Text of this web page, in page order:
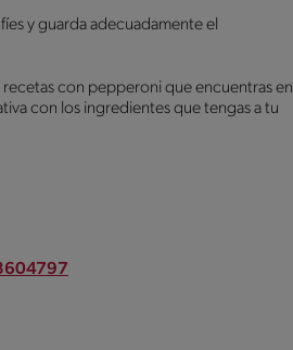
y guarda adecuadamente el
recetas con pepperoni que encuentras en
con los ingredientes que tengas a tu